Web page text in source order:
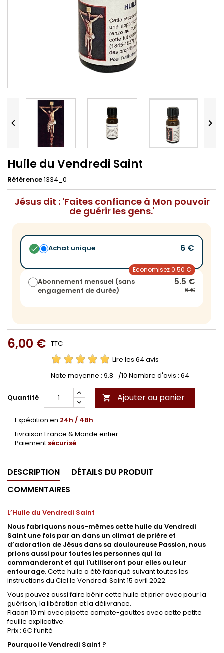
 
Huile du Vendredi Saint
Référence1334_0
Jésus dit : 'Faites confiance à Mon pouvoir
de guérir les gens.'
Achat unique 6 €
Abonnement mensuel (sans
engagement de durée)
Economisez 0.50 €
5.5 €
6 €
6,00 € TTC
Lire les 64 avis
Note moyenne : 9.8 /10 Nombre d'avis : 64
Quantité  Ajouter au panier
Expédition en 24h / 48h.
Livraison France & Monde entier.
Paiement sécurisé
DESCRIPTION
DÉTAILS DU PRODUIT
COMMENTAIRES
L’Huile du Vendredi Saint
Nous fabriquons nous-mêmes cette huile du Vendredi
Saint une fois par an dans un climat de prière et
d’adoration de Jésus dans sa douloureuse Passion, nous
prions aussi pour toutes les personnes qui la
commanderont et qui l'utiliseront pour elles ou leur
entourage.Cette huile a été fabriqué suivant toutes les
instructions du Ciel le Vendredi Saint 15 avril 2022.
Vous pouvez aussi faire bénir cette huile et prier avec pour la
guérison, la libération et la délivrance.
Flacon 10 ml avec pipette compte-gouttes avec cette petite
feuille explicative.
Prix : 6€ l’unité
Pourquoi le Vendredi Saint ?